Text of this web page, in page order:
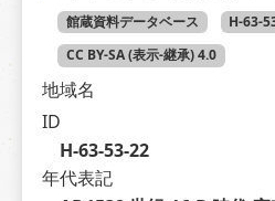
館蔵資料データベース
H-63-
CC BY-SA (表示-継承) 4.0
地域名
ID
H-63-53-22
年代表記